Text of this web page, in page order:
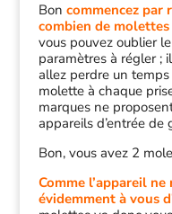
Bon commencez par
combien de
vous pouvez oublier
paramètres à régler ;
allez perdre un
molette à chaque
marques ne
appareils d’entrée de
Bon, vous avez 2
Comme l’appareil
évidemment à vous